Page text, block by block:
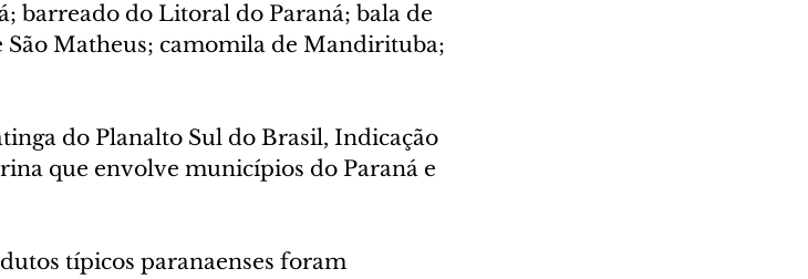
barreado do Litoral do Paraná; bala de
Matheus; camomila de Mandirituba;
do Planalto Sul do Brasil, Indicação
que envolve municípios do Paraná e
típicos paranaenses foram